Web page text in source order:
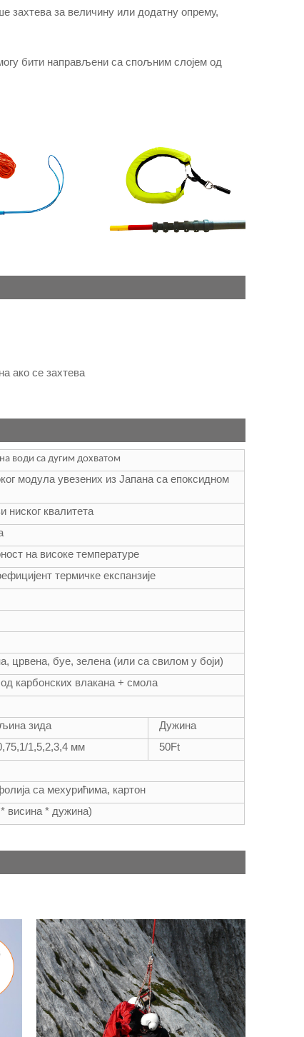
захтева за величину или додатну опрему,
бити направљени са спољним слојем од
ако се захтева
води са дугим дохватом
модула увезених из Јапана са епоксидном
ниског квалитета
на високе температуре
термичке експанзије
црвена, буе, зелена (или са свилом у боји)
карбонских влакана + смола
зида
Дужина
1,5,2,3,4 мм 50Ft
са мехурићима, картон
висина * дужина)